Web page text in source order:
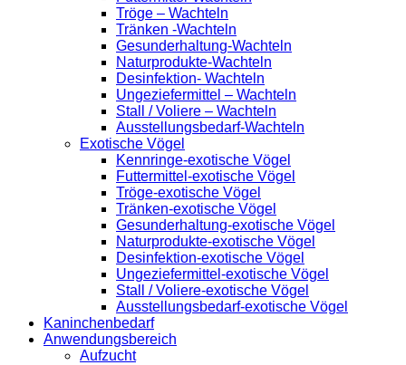
Tröge – Wachteln
Tränken -Wachteln
Gesunderhaltung-Wachteln
Naturprodukte-Wachteln
Desinfektion- Wachteln
Ungeziefermittel – Wachteln
Stall / Voliere – Wachteln
Ausstellungsbedarf-Wachteln
Exotische Vögel
Kennringe-exotische Vögel
Futtermittel-exotische Vögel
Tröge-exotische Vögel
Tränken-exotische Vögel
Gesunderhaltung-exotische Vögel
Naturprodukte-exotische Vögel
Desinfektion-exotische Vögel
Ungeziefermittel-exotische Vögel
Stall / Voliere-exotische Vögel
Ausstellungsbedarf-exotische Vögel
Kaninchenbedarf
Anwendungsbereich
Aufzucht